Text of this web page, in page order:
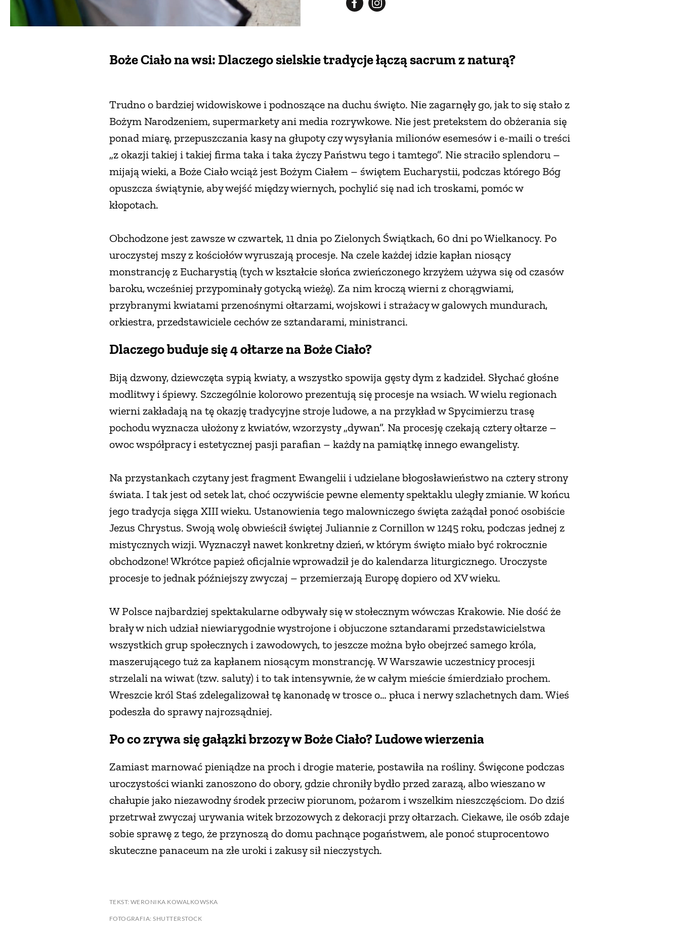
Boże Ciało na wsi: Dlaczego sielskie tradycje łączą sacrum z naturą?
Trudno o bardziej widowiskowe i podnoszące na duchu święto. Nie zagarnęły go, jak to się stało z
Bożym Narodzeniem, supermarkety ani media rozrywkowe. Nie jest pretekstem do obżerania się
ponad miarę, przepuszczania kasy na głupoty czy wysyłania milionów esemesów i e-maili o treści
„z okazji takiej i takiej firma taka i taka życzy Państwu tego i tamtego”. Nie straciło splendoru –
mijają wieki, a Boże Ciało wciąż jest Bożym Ciałem – świętem Eucharystii, podczas którego Bóg
opuszcza świątynie, aby wejść między wiernych, pochylić się nad ich troskami, pomóc w
kłopotach.
Obchodzone jest zawsze w czwartek, 11 dnia po Zielonych Świątkach, 60 dni po Wielkanocy. Po
uroczystej mszy z kościołów wyruszają procesje. Na czele każdej idzie kapłan niosący
monstrancję z Eucharystią (tych w kształcie słońca zwieńczonego krzyżem używa się od czasów
baroku, wcześniej przypominały gotycką wieżę). Za nim kroczą wierni z chorągwiami,
przybranymi kwiatami przenośnymi ołtarzami, wojskowi i strażacy w galowych mundurach,
orkiestra, przedstawiciele cechów ze sztandarami, ministranci.
Dlaczego buduje się 4 ołtarze na Boże Ciało?
Biją dzwony, dziewczęta sypią kwiaty, a wszystko spowija gęsty dym z kadzideł. Słychać głośne
modlitwy i śpiewy. Szczególnie kolorowo prezentują się procesje na wsiach. W wielu regionach
wierni zakładają na tę okazję tradycyjne stroje ludowe, a na przykład w Spycimierzu trasę
pochodu wyznacza ułożony z kwiatów, wzorzysty „dywan”. Na procesję czekają cztery ołtarze –
owoc współpracy i estetycznej pasji parafian – każdy na pamiątkę innego ewangelisty.
Na przystankach czytany jest fragment Ewangelii i udzielane błogosławieństwo na cztery strony
świata. I tak jest od setek lat, choć oczywiście pewne elementy spektaklu uległy zmianie. W końcu
jego tradycja sięga XIII wieku. Ustanowienia tego malowniczego święta zażądał ponoć osobiście
Jezus Chrystus. Swoją wolę obwieścił świętej Juliannie z Cornillon w 1245 roku, podczas jednej z
mistycznych wizji. Wyznaczył nawet konkretny dzień, w którym święto miało być rokrocznie
obchodzone! Wkrótce papież oficjalnie wprowadził je do kalendarza liturgicznego. Uroczyste
procesje to jednak późniejszy zwyczaj – przemierzają Europę dopiero od XV wieku.
W Polsce najbardziej spektakularne odbywały się w stołecznym wówczas Krakowie. Nie dość że
brały w nich udział niewiarygodnie wystrojone i objuczone sztandarami przedstawicielstwa
wszystkich grup społecznych i zawodowych, to jeszcze można było obejrzeć samego króla,
maszerującego tuż za kapłanem niosącym monstrancję. W Warszawie uczestnicy procesji
strzelali na wiwat (tzw. saluty) i to tak intensywnie, że w całym mieście śmierdziało prochem.
Wreszcie król Staś zdelegalizował tę kanonadę w trosce o… płuca i nerwy szlachetnych dam. Wieś
podeszła do sprawy najrozsądniej.
Po co zrywa się gałązki brzozy w Boże Ciało? Ludowe wierzenia
Zamiast marnować pieniądze na proch i drogie materie, postawiła na rośliny. Święcone podczas
uroczystości wianki zanoszono do obory, gdzie chroniły bydło przed zarazą, albo wieszano w
chałupie jako niezawodny środek przeciw piorunom, pożarom i wszelkim nieszczęściom. Do dziś
przetrwał zwyczaj urywania witek brzozowych z dekoracji przy ołtarzach. Ciekawe, ile osób zdaje
sobie sprawę z tego, że przynoszą do domu pachnące pogaństwem, ale ponoć stuprocentowo
skuteczne panaceum na złe uroki i zakusy sił nieczystych.
TEKST: WERONIKA KOWALKOWSKA
FOTOGRAFIA: SHUTTERSTOCK